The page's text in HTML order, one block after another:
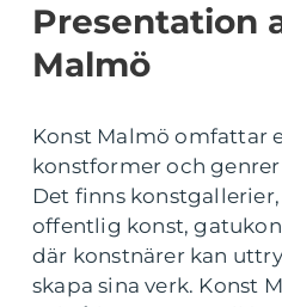
Presentation
Malmö
Konst Malmö omfattar
konstformer och
Det finns
offentlig konst,
där konstnärer kan
skapa sina verk. Konst